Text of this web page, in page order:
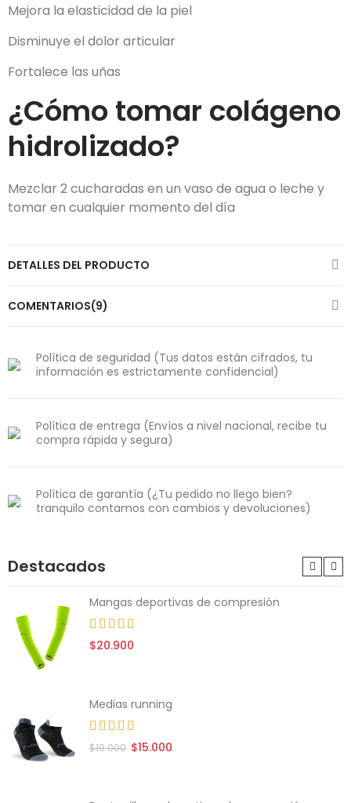
Mejora la elasticidad de la piel
Disminuye el dolor articular
Fortalece las uñas
¿Cómo tomar colágeno
hidrolizado?
Mezclar 2 cucharadas en un vaso de agua o leche y
tomar en cualquier momento del día
DETALLES DEL PRODUCTO
COMENTARIOS(9)
Política de seguridad (Tus datos están cifrados, tu
información es estrictamente confidencial)
Política de entrega (Envíos a nivel nacional, recibe tu
compra rápida y segura)
Política de garantía (¿Tu pedido no llego bien?
tranquilo contamos con cambios y devoluciones)
Destacados
Mangas deportivas de compresión
$20.900
Medias running
$19.000 $15.000